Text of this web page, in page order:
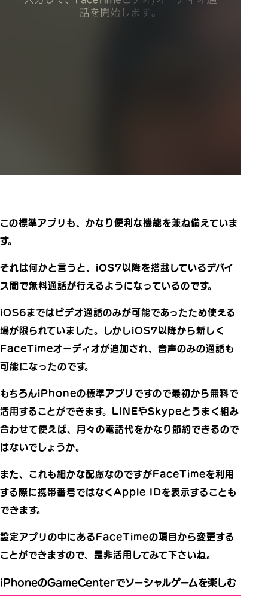
この標準アプリも、かなり便利な機能を兼ね備えていま
す。
それは何かと言うと、iOS7以降を搭載しているデバイ
ス間で無料通話が行えるようになっているのです。
iOS6まではビデオ通話のみが可能であったため使える
場が限られていました。しかしiOS7以降から新しく
FaceTimeオーディオが追加され、音声のみの通話も
可能になったのです。
もちろんiPhoneの標準アプリですので最初から無料で
活用することができます。LINEやSkypeとうまく組み
合わせて使えば、月々の電話代をかなり節約できるので
はないでしょうか。
また、これも細かな配慮なのですがFaceTimeを利用
する際に携帯番号ではなくApple IDを表示することも
できます。
設定アプリの中にあるFaceTimeの項目から変更する
ことができますので、是非活用してみて下さいね。
iPhoneのGameCenterでソーシャルゲームを楽しむ